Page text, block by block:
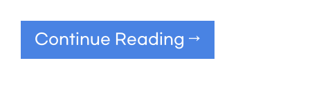
Continue Reading →